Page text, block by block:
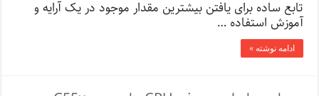
تابع ساده برای یافتن بیشترین مقدار موجود در یک آرایه و
آموزش استفاده …
ادامه نوشته »